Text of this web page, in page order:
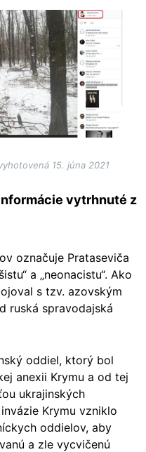
15. júna 2021
vytrhnuté z
označuje Prataseviča
a „neonacistu“. Ako
s tzv. azovským
ruská spravodajská
oddiel, ktorý bol
anexii Krymu a od tej
ukrajinských
Krymu vzniklo
oddielov, aby
a zle vycvičenú